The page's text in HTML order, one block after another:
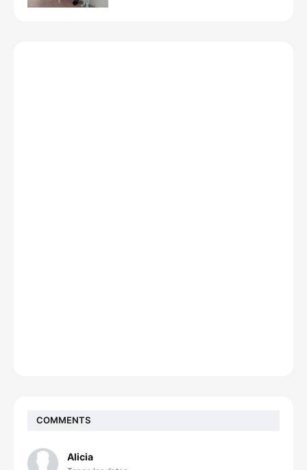
COMMENTS
Alicia